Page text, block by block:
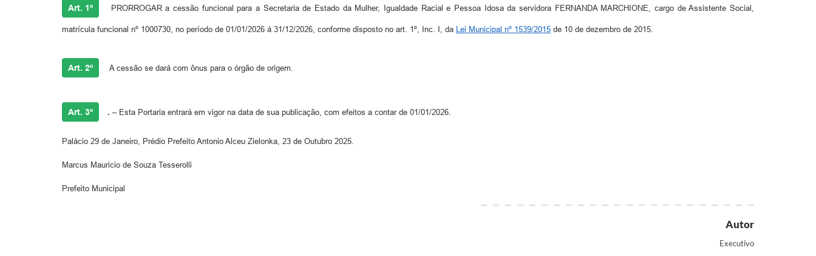
Art. 1º PRORROGAR a cessão funcional para a Secretaria de Estado da Mulher, Igualdade Racial e Pessoa Idosa da servidora FERNANDA MARCHIONE, cargo de Assistente Social,
matrícula funcional nº 1000730, no período de 01/01/2026 á 31/12/2026, conforme disposto no art. 1º, Inc. I, da Lei Municipal nº 1539/2015 de 10 de dezembro de 2015.
Art. 2º A cessão se dará com ônus para o órgão de origem.
Art. 3º . – Esta Portaria entrará em vigor na data de sua publicação, com efeitos a contar de 01/01/2026.
Palácio 29 de Janeiro, Prédio Prefeito Antonio Alceu Zielonka, 23 de Outubro 2025.
Marcus Mauricio de Souza Tesserolli
Prefeito Municipal
Autor
Executivo